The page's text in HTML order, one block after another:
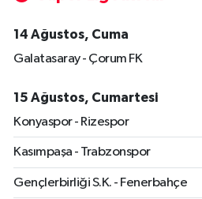
14 Ağustos, Cuma
Galatasaray - Çorum FK
15 Ağustos, Cumartesi
Konyaspor - Rizespor
Kasımpaşa - Trabzonspor
Gençlerbirliği S.K. - Fenerbahçe